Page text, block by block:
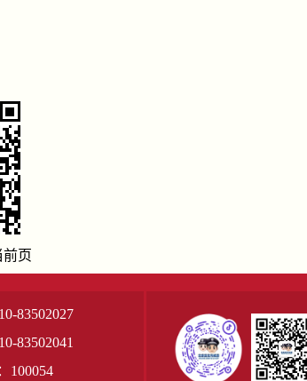
页
83502027
83502041
100054